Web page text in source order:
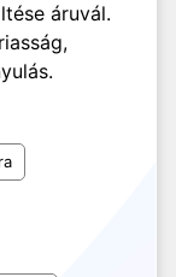
áruvál.